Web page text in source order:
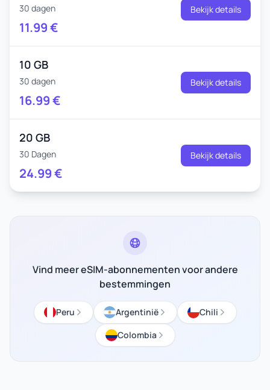
30 dagen
11.99€
Bekijk details
10 GB
30 dagen
16.99€
Bekijk details
20 GB
30 Dagen
24.99€
Bekijk details
Vind meer eSIM-abonnementen voor andere
bestemmingen
Peru Argentinië
Chili
Colombia